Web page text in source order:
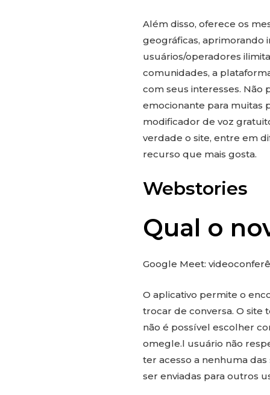
Além disso, oferece os
geográficas, aprimorando
usuários/operadores
comunidades, a
com seus interesses.
emocionante para muitas
modificador de voz
verdade o site, entre em
recurso que mais gosta.
Webstories
Qual o
Google Meet:
O aplicativo permite o
trocar de conversa. O
não é possível escolher
omegle.l usuário não
ter acesso a nenhuma
ser enviadas para outros